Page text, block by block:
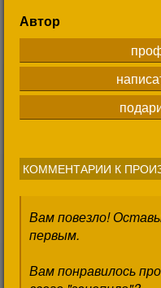
Автор
КОММЕНТАРИИ К
Вам повезло!
первым.
Вам понравилось